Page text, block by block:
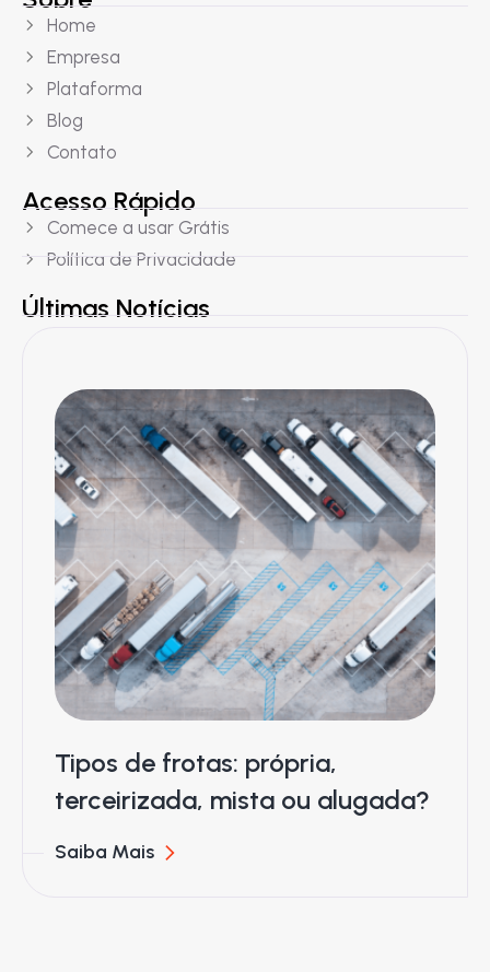
Home
Empresa
Plataforma
Blog
Contato
Acesso Rápido
Comece a usar Grátis
Política de Privacidade
Últimas Notícias
Tipos de frotas: própria,
terceirizada, mista ou alugada?
Saiba Mais